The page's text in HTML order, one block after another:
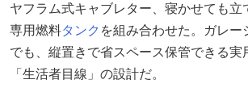
ヤフラム式キャブレター、寝かせても立
専用燃料タンク を組み合わせた。ガレー
でも、縦置きで省スペース保管できる実
「生活者目線」の設計だ。